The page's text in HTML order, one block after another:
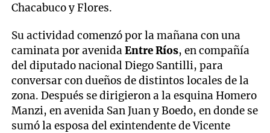
Chacabuco y Flores.
Su actividad comenzó por la mañana con una
caminata por avenidaEntre Ríos, en compañía
del diputado nacional Diego Santilli, para
conversar con dueños de distintos locales de la
zona. Después se dirigieron a la esquina Homero
Manzi, en avenida San Juan y Boedo, en donde se
sumó la esposa del exintendente de Vicente